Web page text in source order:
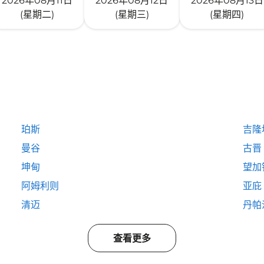
(星期二)
(星期三)
(星期四)
珀斯
吉隆
曼谷
古晋
坤甸
望加
阿姆利则
亚庇
清迈
丹帕
查看更多